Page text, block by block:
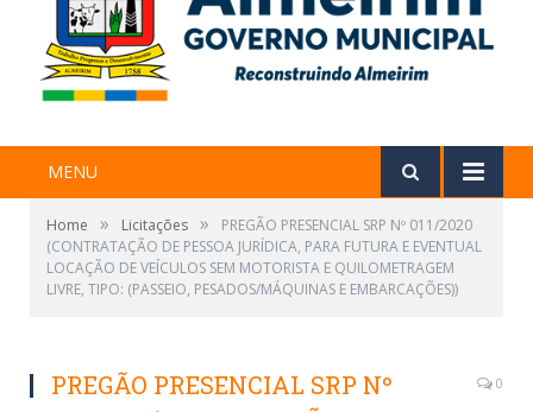
MENU
Home » Licitações »
PREGÃO PRESENCIAL SRP Nº 011/2020
(CONTRATAÇÃO DE PESSOA JURÍDICA, PARA FUTURA E EVENTUAL
LOCAÇÃO DE VEÍCULOS SEM MOTORISTA E QUILOMETRAGEM
LIVRE, TIPO: (PASSEIO, PESADOS/MÁQUINAS E EMBARCAÇÕES))
PREGÃO PRESENCIAL SRP Nº
0